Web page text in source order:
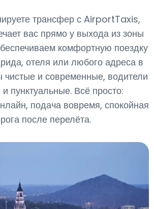
трансфер с AirportTaxis,
вас прямо у выхода из зоны
комфортную поездку
отеля или любого адреса в
и современные, водители
пунктуальные. Всё просто:
подача вовремя, спокойная
после перелёта.